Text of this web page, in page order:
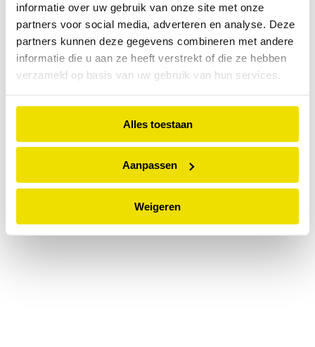
informatie over uw gebruik van onze site met onze
partners voor social media, adverteren en analyse. Deze
partners kunnen deze gegevens combineren met andere
informatie die u aan ze heeft verstrekt of die ze hebben
verzameld op basis van uw gebruik van hun services.
Alles toestaan
Aanpassen
Weigeren
Application error: a client-side exception has occurred while
loadingwww.abd.nl(see the browser consolefor more
information).